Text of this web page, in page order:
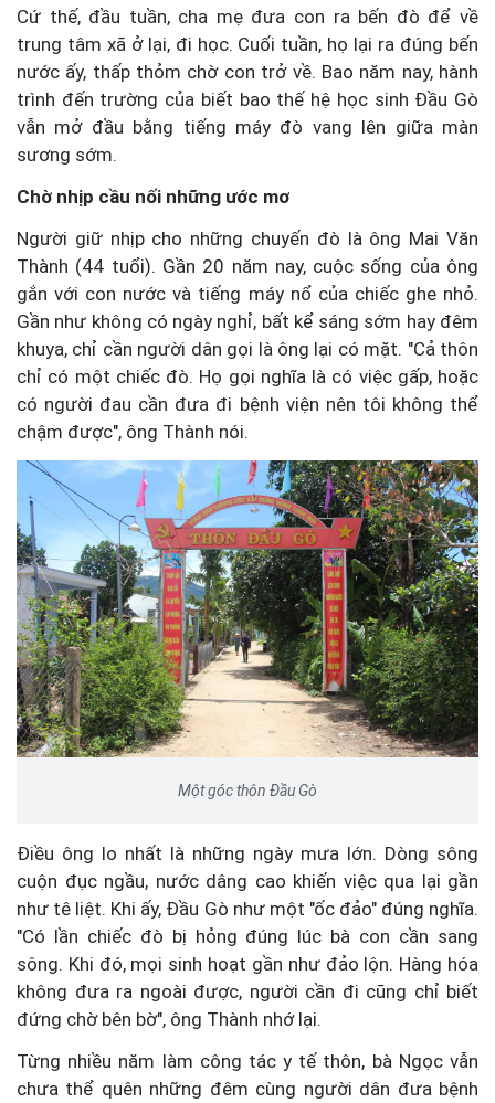
Cứ thế, đầu tuần, cha mẹ đưa con ra bến đò để về
trung tâm xã ở lại, đi học. Cuối tuần, họ lại ra đúng bến
nước ấy, thấp thỏm chờ con trở về. Bao năm nay, hành
trình đến trường của biết bao thế hệ học sinh Đầu Gò
vẫn mở đầu bằng tiếng máy đò vang lên giữa màn
sương sớm.
Chờ nhịp cầu nối những ước mơ
Người giữ nhịp cho những chuyến đò là ông Mai Văn
Thành (44 tuổi). Gần 20 năm nay, cuộc sống của ông
gắn với con nước và tiếng máy nổ của chiếc ghe nhỏ.
Gần như không có ngày nghỉ, bất kể sáng sớm hay đêm
khuya, chỉ cần người dân gọi là ông lại có mặt. "Cả thôn
chỉ có một chiếc đò. Họ gọi nghĩa là có việc gấp, hoặc
có người đau cần đưa đi bệnh viện nên tôi không thể
chậm được", ông Thành nói.
Một góc thôn Đầu Gò
Điều ông lo nhất là những ngày mưa lớn. Dòng sông
cuộn đục ngầu, nước dâng cao khiến việc qua lại gần
như tê liệt. Khi ấy, Đầu Gò như một "ốc đảo" đúng nghĩa.
"Có lần chiếc đò bị hỏng đúng lúc bà con cần sang
sông. Khi đó, mọi sinh hoạt gần như đảo lộn. Hàng hóa
không đưa ra ngoài được, người cần đi cũng chỉ biết
đứng chờ bên bờ", ông Thành nhớ lại.
Từng nhiều năm làm công tác y tế thôn, bà Ngọc vẫn
chưa thể quên những đêm cùng người dân đưa bệnh